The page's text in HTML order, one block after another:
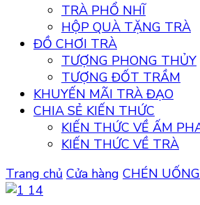
TRÀ PHỔ NHĨ
HỘP QUÀ TẶNG TRÀ
ĐỒ CHƠI TRÀ
TƯỢNG PHONG THỦY
TƯỢNG ĐỐT TRẦM
KHUYẾN MÃI TRÀ ĐẠO
CHIA SẺ KIẾN THỨC
KIẾN THỨC VỀ ẤM
KIẾN THỨC VỀ TRÀ
Trang chủ Cửa hàng CHÉN